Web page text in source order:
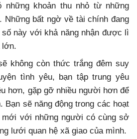
những khoản thu nhỏ từ những
Những bất ngờ về tài chính đang
này với khả năng nhận được lì
lớn.
không còn thức trắng đêm suy
tình yêu, bạn tập trung yêu
hơn, gặp gỡ nhiều người hơn để
Bạn sẽ năng động trong các hoạt
mới với những người có cùng sở
lưới quan hệ xã giao của mình.